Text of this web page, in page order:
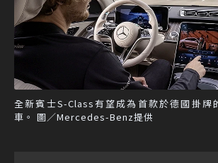
全新賓士S-Class有望成為首款於德國掛牌
車。 圖／Mercedes-Benz提供